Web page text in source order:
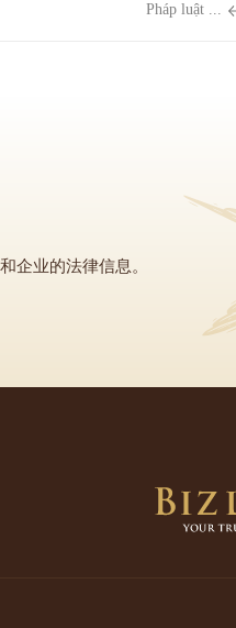
Pháp luật ...
企业的法律信息。